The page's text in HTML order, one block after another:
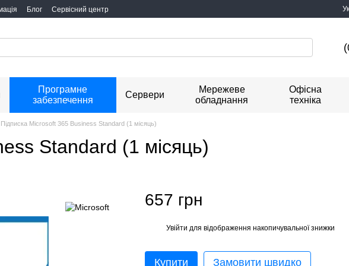
Блог Сервісний центр
Програмне
забезпечення
Сервери
Мережеве
обладнання
Офісна
техніка
Підписка Microsoft 365 Business Standard (1 місяць)
Standard (1 місяць)
657 грн
Увійти для відображення накопичувальної знижки
Купити Замовити швидко